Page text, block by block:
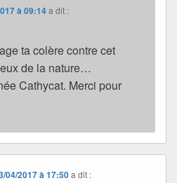
à 09:14a dit :
ta colère contre cet
de la nature…
Cathycat. Merci pour
04/2017 à 17:50 a dit :